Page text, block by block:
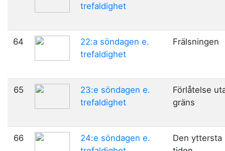
trefaldighet
64
22:a söndagen e.
trefaldighet
Frälsningen
65
23:e söndagen e.
trefaldighet
Förlåtelse
gräns
66
24:e söndagen e.
Den yttersta